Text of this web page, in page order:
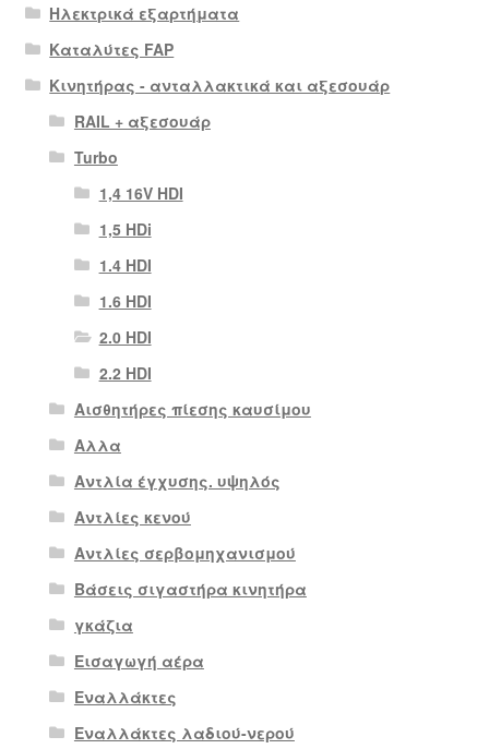
Ηλεκτρικά εξαρτήματα
Καταλύτες FAP
Κινητήρας - ανταλλακτικά και αξεσουάρ
RAIL + αξεσουάρ
Turbo
1,4 16V HDI
1,5 HDi
1.4 HDI
1.6 HDI
2.0 HDI
2.2 HDI
Αισθητήρες πίεσης καυσίμου
Αλλα
Αντλία έγχυσης. υψηλός
Αντλίες κενού
Αντλίες σερβομηχανισμού
Βάσεις σιγαστήρα κινητήρα
γκάζια
Εισαγωγή αέρα
Εναλλάκτες
Εναλλάκτες λαδιού-νερού